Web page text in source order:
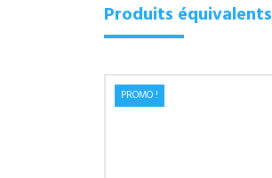
Produits équivalents
PROMO !